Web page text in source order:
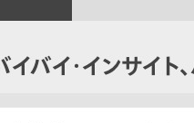
イバイ・インサイト